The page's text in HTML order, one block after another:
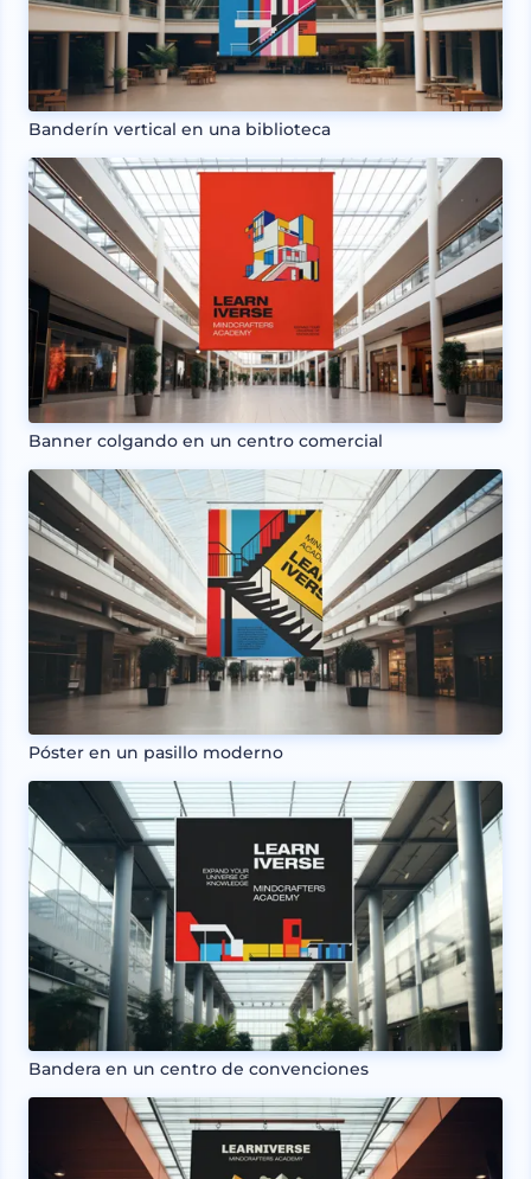
Banderín vertical en una biblioteca
Banner colgando en un centro comercial
Póster en un pasillo moderno
Bandera en un centro de convenciones